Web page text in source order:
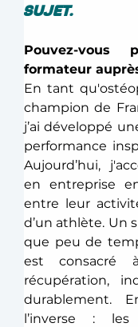
sujet.
Pouvez-
formateur
En tant
champion de
j’ai développé
performance
Aujourd’hui,
en entreprise
entre leur
d’un athlète. Un
que peu de
est
récupération,
durablement.
l’inverse : les